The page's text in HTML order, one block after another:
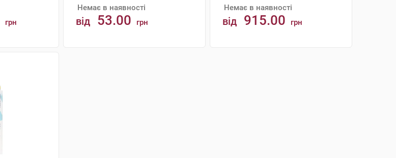
грн
Немає в наявності
від 53.00 грн
Немає в наявності
від 915.00 грн